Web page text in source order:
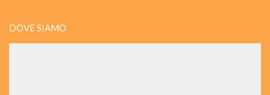
DOVE SIAMO